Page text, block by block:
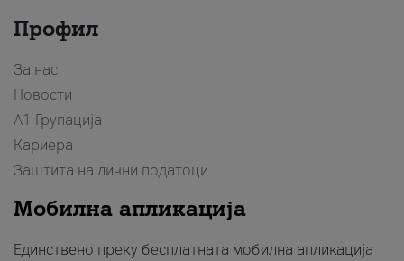
Профил
За нас
Новости
А1 Групација
Кариера
Заштита на лични податоци
Мобилна апликација
Единствено преку бесплатната мобилна апликација